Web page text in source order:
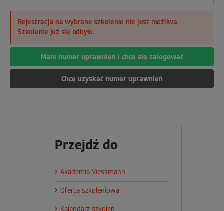
Rejestracja na wybrane szkolenie nie jest możliwa.
Szkolenie już się odbyło.
Mam numer uprawnień i chcę się zalogować
Chcę uzyskać numer uprawnień
Przejdź do
Akademia Viessmann
Oferta szkoleniowa